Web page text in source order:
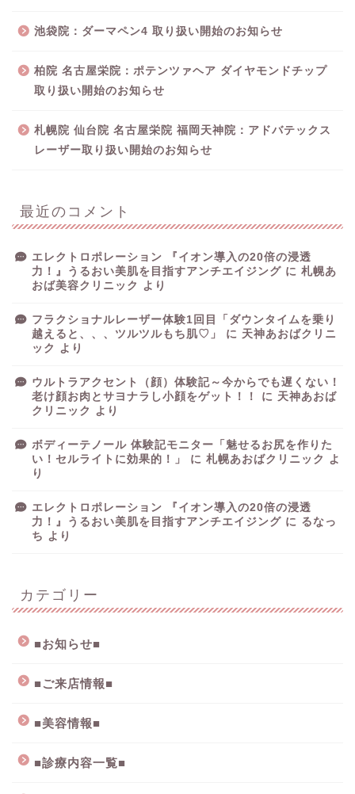
池袋院：ダーマペン4 取り扱い開始のお知らせ
柏院 名古屋栄院：ポテンツァヘア ダイヤモンドチップ
取り扱い開始のお知らせ
札幌院 仙台院 名古屋栄院 福岡天神院：アドバテックス
レーザー取り扱い開始のお知らせ
最近のコメント
エレクトロポレーション 『イオン導入の20倍の浸透
力！』うるおい美肌を目指すアンチエイジング に 札幌あ
おば美容クリニック
より
フラクショナルレーザー体験1回目「ダウンタイムを乗り
越えると、、、ツルツルもち肌♡」
に 天神あおばクリニ
ック
より
ウルトラアクセント（顔）体験記～今からでも遅くない！
老け顔お肉とサヨナラし小顔をゲット！！
に 天神あおば
クリニック
より
ボディーテノール 体験記モニター「魅せるお尻を作りた
い！セルライトに効果的！」
に 札幌あおばクリニック
よ
り
エレクトロポレーション 『イオン導入の20倍の浸透
力！』うるおい美肌を目指すアンチエイジング に るなっ
ち より
カテゴリー
■お知らせ■
■ご来店情報■
■美容情報■
■診療内容一覧■